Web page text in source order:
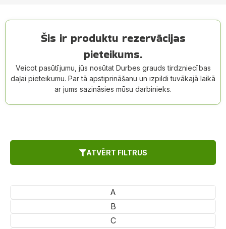
Šis ir produktu rezervācijas
pieteikums.
Veicot pasūtījumu, jūs nosūtat Durbes grauds tirdzniecības
daļai pieteikumu. Par tā apstiprināšanu un izpildi tuvākajā laikā
ar jums sazināsies mūsu darbinieks.
ATVĒRT FILTRUS
A
B
C